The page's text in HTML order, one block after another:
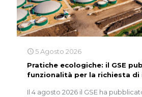
5 Agosto 2026
Pratiche ecologiche: il GSE
funzionalità per la richiesta di
Il 4 agosto 2026 il GSE ha